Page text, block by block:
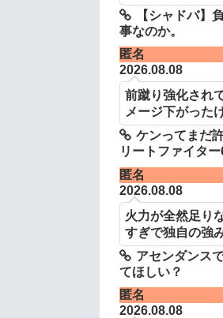
【シャドバ】
事なのか。
匿名
2026.08.08
前蹴り強化され
メージ下がった
ケンってまだ
リートファイター
匿名
2026.08.08
火力が全然足り
すぎで独自の強
アセンダンス
てほしい？
匿名
2026.08.08